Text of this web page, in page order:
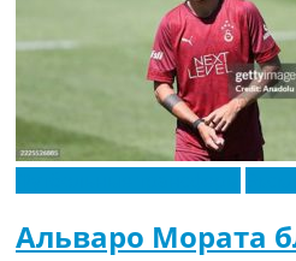
Альваро Мората